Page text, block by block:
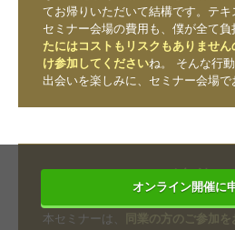
オンライン開催に
てお帰りいただいて結構です。テキ
セミナー会場の費用も、僕が全て負
たにはコストもリスクもありませ
け参加してくださいね。 そんな行
出会いを楽しみに、セミナー会場で
追伸２
本セミナーは、 同業の方のご参加